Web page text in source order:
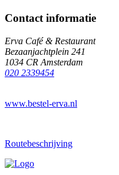
Contact informatie
Erva Café & Restaurant
Bezaanjachtplein 241
1034 CR Amsterdam
020 2339454
www.bestel-erva.nl
Routebeschrijving